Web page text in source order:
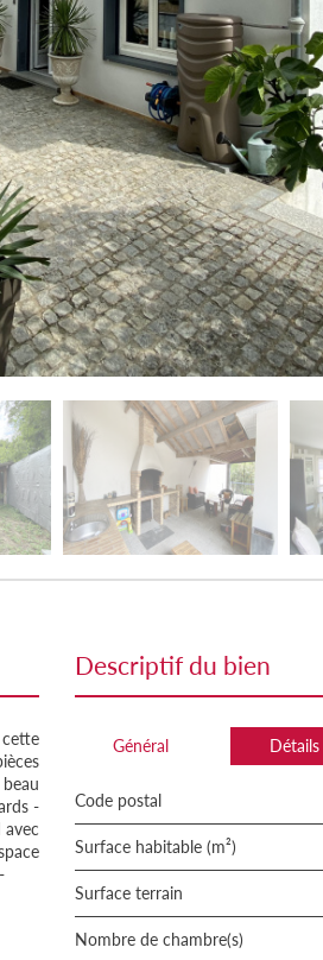
-
descriptif du bien
Général
Code postal
Surface habitable (m²)
surface terrain
Nombre de chambre(s)